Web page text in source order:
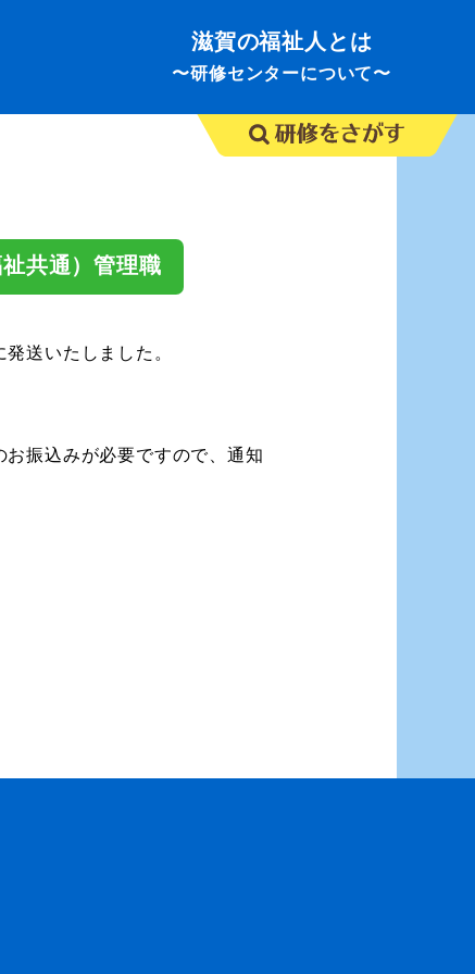
滋賀の福祉人とは
〜研修センターについて〜
共通）管理職
送いたしました。
お振込みが必要ですので、通知